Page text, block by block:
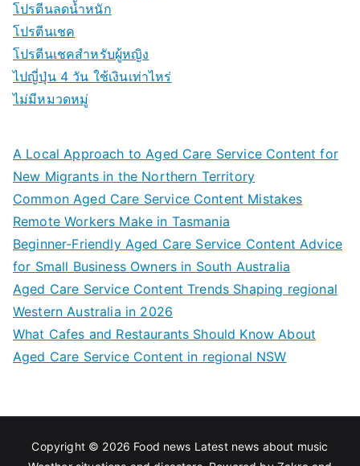
โปรตีนลดน้ำหนัก
โปรตีนเชค
โปรตีนเชคสำหรับผู้หญิง
ไปญี่ปุ่น 4 วัน ใช้เงินเท่าไหร่
ไม่มีหมวดหมู่
A Local Approach to Aged Care Service Content for
New Migrants in the Northern Territory
Common Aged Care Service Content Mistakes
Remote Workers Make in Tasmania
Beginner-Friendly Aged Care Service Content Advice
for Small Business Owners in South Australia
Aged Care Service Content Trends Shaping regional
Western Australia in 2026
What Cafes and Restaurants Should Know About
Aged Care Service Content in regional NSW
Copyright © 2026 Food news Latest news about music